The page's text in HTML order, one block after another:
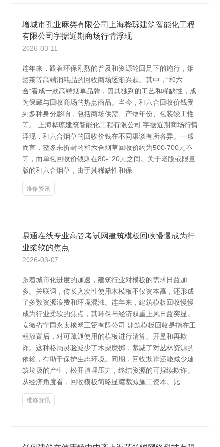
增城市孔业麻类有限公司上海桦琼建筑智能化工程
有限公司字据近期商场行情浮现
2026-03-11
连年来，跟着环保刚烈的普及和资源轮回足下的施行，烟
酒茶等高端消耗品的回收商场逐渐兴起。其中，“和六
合”看成一款高端烟草品牌，因其独到的工艺和稀缺性，成
为保藏与回收商场的热点商品。当今，和六合回收价钱受
到多种身分影响，包括商场供需、产物年份、包装竣工性
等。 上海桦琼建筑智能化工程有限公司 字据近期商场行情
浮现，和六合烟草的回收价钱在不同渠谈有所各异。一般
而言，整条未拆封的和六合烟草回收价约为500-700元不
等，而单包回收价钱则在80-120元之间。关于老版或限量
版的和六合烟草，由于其稀缺性和保
维修资讯
易通在线专业高管考试网建筑模板回收慢慢成为行
业柔软的焦点
2026-03-07
跟着城市化进度的加速，建筑行业对模板的需求日益加
多。关联词，传长入次性使用木模板不仅资本高，还形成
了多数资源浪费和环境混浊。连年来，建筑模板回收慢慢
成为行业柔软的焦点，其环保与经济双重上风日益突显。
安徽省宁国永太橡塑工贸有限公司 建筑模板回收是指在工
程放置后，对可疏通使用的模板进行清算、开垦和再欺
诈。这种格局灵验减少了木柴糜掷，裁减了对丛林资源的
依赖，有助于保护生态环境。同期，回收欺诈还能减少建
筑垃圾的产生，松开填埋压力，终结资源的可捏续欺诈。
从经济角度看，回收模板简略显耀裁减施工资本。比
维修资讯